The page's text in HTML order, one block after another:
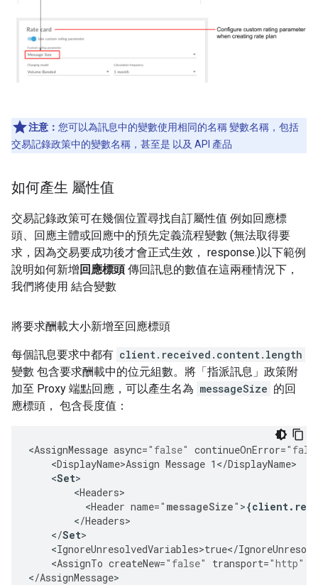
注意： 您可以為訊息中的變數使用相同的名稱 變數名稱，包括
交易記錄政策中的變數名稱，甚至是 以及 API 產品
如何產生 屬性值
交易記錄政策可在幾個位置尋找自訂屬性值 例如回應標
頭、回應主體或回應中的預先定義流程變數 (無法取得要
求，因為交易要成功後才會正式生效， response.)以下範例
說明如何新增 回應標頭 傳回訊息的數值在這兩種情況下，
我們將使用 結合變數
將要求酬載大小新增至回應標頭
每個訊息要求中都有 client.received.content.length
變數 包含要求酬載中的位元組數。將「指派訊息」政策附
加至 Proxy 端點回應，可以產生名為 messageSize 的回
應標頭， 包含長度值：
<AssignMessage async="false" continueOnError=
<DisplayName>Assign Message 1 </DisplayName
<Set
<Headers
<Header name=" messageSize" >{client.
</Headers>
</Set
<IgnoreUnresolvedVariables>true</
<AssignTo createNew="false" transport="http"
</AssignMessage>